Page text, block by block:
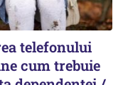
telefonului
cum trebuie